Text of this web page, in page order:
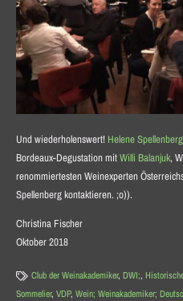
Und wiederholenswert! Helene Spellenberg
Bordeaux-Degustation mitWilli Balanjuk,
renommiertesten Weinexperten
Spellenberg kontaktieren. ;o)).
Christina Fischer
Oktober 2018
Club der Weinakademiker,DWI;,
Sommelier, VDP, Wein; Weinakademiker;